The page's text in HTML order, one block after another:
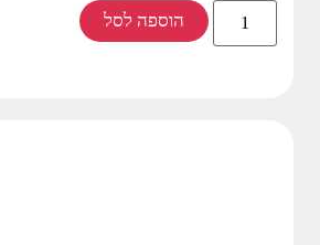
הוספה לסל